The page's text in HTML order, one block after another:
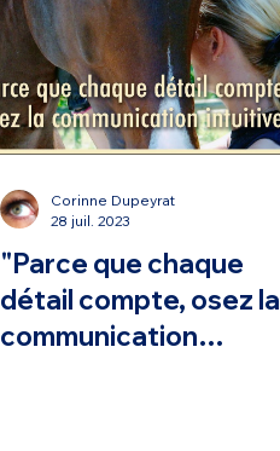
"Parce que chaque
détail compte, osez la
communication
Corinne Dupeyrat
28 juil. 2023